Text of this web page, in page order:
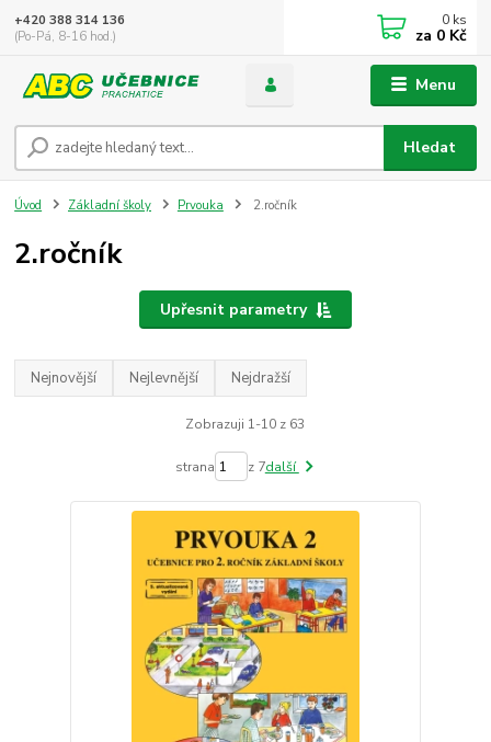
Menu
Hledat
+420 388 314 136
(Po-Pá, 8-16 hod.)
0 ks
za 0 Kč
Úvod Základní školy Prvouka 2.ročník
2.ročník
Upřesnit parametry
Nejnovější Nejlevnější Nejdražší
Zobrazuji 1-10 z 63
strana z 7další